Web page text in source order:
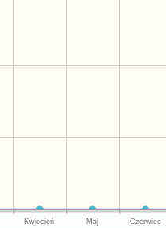
Kwiecień Maj Czerwiec